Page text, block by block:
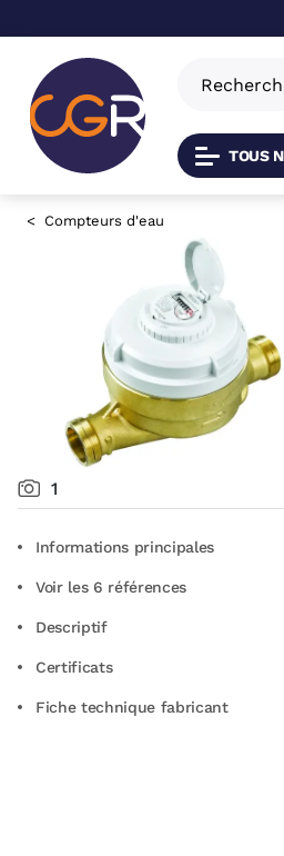
TOUS
Compteurs d'eau
1
Informations principales
Voir les 6 références
Descriptif
Certificats
Fiche technique fabricant